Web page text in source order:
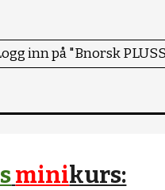
inn på "Bnorsk
minikurs: